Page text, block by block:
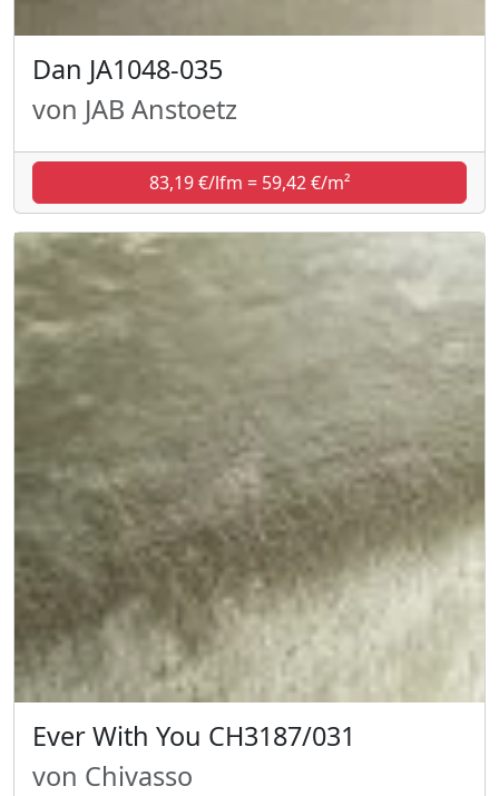
Dan JA1048-035
von JAB Anstoetz
83,19 €/lfm = 59,42 €/m²
Ever With You CH3187/031
von Chivasso